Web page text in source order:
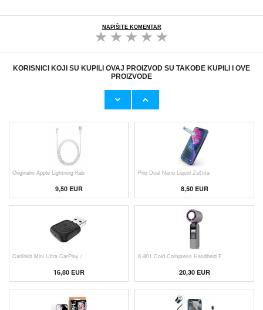
NAPIŠITE KOMENTAR
KORISNICI KOJI SU KUPILI OVAJ PROIZVOD SU TAKOĐE KUPILI I OVE
PROIZVODE
HHW 660W GaN 10-Port USB-C Cha
Originalni Apple Lightning Kab
9,50 EUR
Prio Dual Nano Liquid Zaštita
8,50 EUR
Carlinkit Mini Ultra CarPlay /
16,80 EUR
K-801 Cold-Compress Handheld F
20,30 EUR